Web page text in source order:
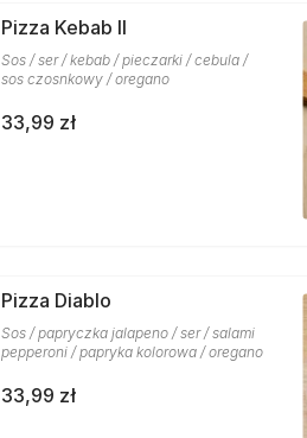
Pizza Kebab II
Sos / ser / kebab / pieczarki / cebula /
sos czosnkowy / oregano
33,99 zł
Pizza Diablo
Sos / papryczka jalapeno / ser / salami
pepperoni / papryka kolorowa / oregano
33,99 zł